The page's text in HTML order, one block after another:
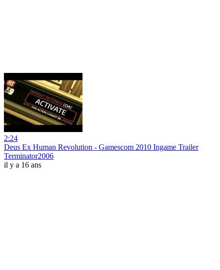
2:24
Deus Ex Human Revolution - Gamescom 2010 Ingame Trailer
Terminator2006
il y a 16 ans